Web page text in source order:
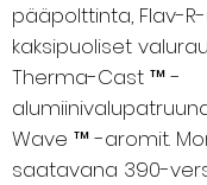
pääpolttinta, Flav-
kaksipuoliset
Therma-Cast ™ -
Wave ™ -aromit.
saatavana 390-